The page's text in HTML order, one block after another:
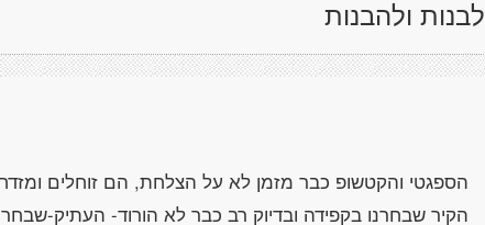
לבנות ולהבנות
הספגטי והקטשופ כבר מזמן לא על הצלחת, הם זוחלים
הקיר שבחרנו בקפידה ובדיוק רב כבר לא הורוד- העתיק-